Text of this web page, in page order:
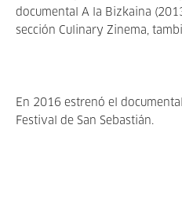
documental A la Bizkaina
sección Culinary Zinema,
En 2016 estrenó el
Festival de San Sebastián.